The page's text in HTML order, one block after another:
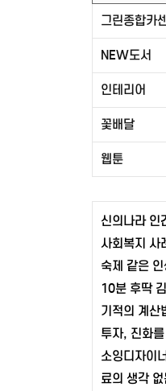
그린종합카
NEW도서
인테리어
꽃배달
웹툰
신의나라 인
투자, 진화
료의 생각